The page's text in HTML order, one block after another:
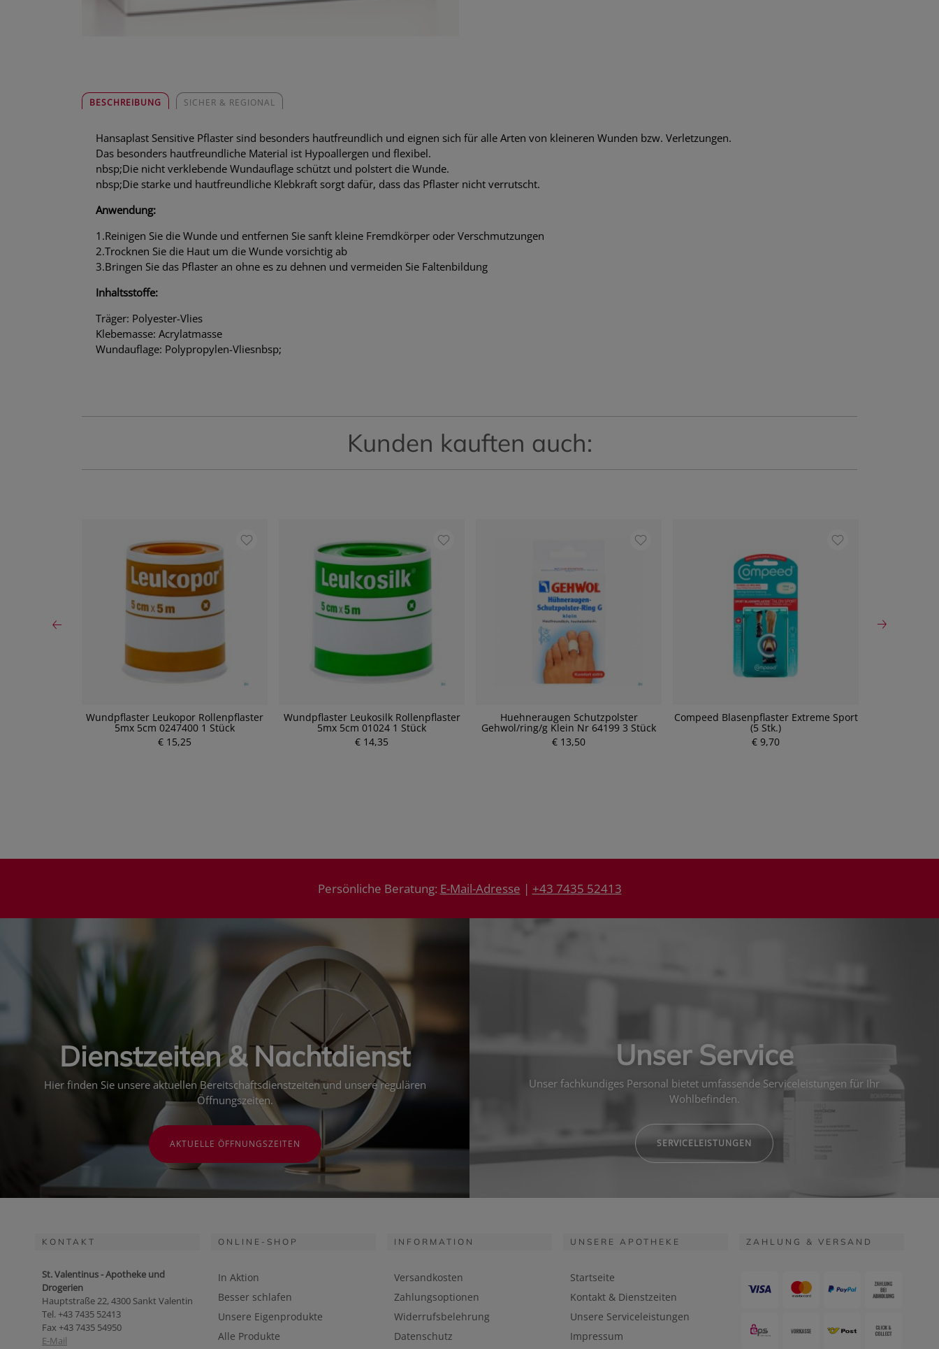
BESCHREIBUNG SICHER & REGIONAL
Hansaplast Sensitive Pflaster sind besonders hautfreundlich und eignen sich für alle Arten von kleineren Wunden bzw. Verletzungen.
Das besonders hautfreundliche Material ist Hypoallergen und flexibel.
nbsp;Die nicht verklebende Wundauflage schützt und polstert die Wunde.
nbsp;Die starke und hautfreundliche Klebkraft sorgt dafür, dass das Pflaster nicht verrutscht.
Anwendung:
1.Reinigen Sie die Wunde und entfernen Sie sanft kleine Fremdkörper oder Verschmutzungen
2.Trocknen Sie die Haut um die Wunde vorsichtig ab
3.Bringen Sie das Pflaster an ohne es zu dehnen und vermeiden Sie Faltenbildung
Inhaltsstoffe:
Träger: Polyester-Vlies
Klebemasse: Acrylatmasse
Wundauflage: Polypropylen-Vliesnbsp;
Kunden kauften auch:
Wundpflaster Leukopor Rollenpflaster
5mx 5cm 0247400 1 Stück
€ 15,25
Wundpflaster Leukosilk Rollenpflaster
5mx 5cm 01024 1 Stück
€ 14,35
Huehneraugen Schutzpolster
Gehwol/ring/g Klein Nr 64199 3 Stück
€ 13,50
Compeed Blasenpflaster Extreme Sport
(5 Stk.)
€ 9,70
P
P P
Persönliche Beratung: E-Mail-Adresse | +43 7435 52413
Dienstzeiten & Nachtdienst
Hier finden Sie unsere aktuellen Bereitschaftsdienstzeiten und unsere regulären
Öffnungszeiten.
AKTUELLE ÖFFNUNGSZEITEN
Unser Service
Unser fachkundiges Personal bietet umfassende Serviceleistungen für Ihr
Wohlbefinden.
SERVICELEISTUNGEN
KONTAKT
St. Valentinus - Apotheke und
Drogerien
Hauptstraße 22, 4300 Sankt Valentin
Tel. +43 7435 52413
Fax +43 7435 54950
E-Mail
ONLINE-SHOP
In Aktion
Besser schlafen
Unsere Eigenprodukte
Alle Produkte
INFORMATION
Versandkosten
Zahlungsoptionen
Widerrufsbelehrung
Datenschutz
UNSERE APOTHEKE
Startseite
Kontakt & Dienstzeiten
Unsere Serviceleistungen
Impressum
ZAHLUNG & VERSAND